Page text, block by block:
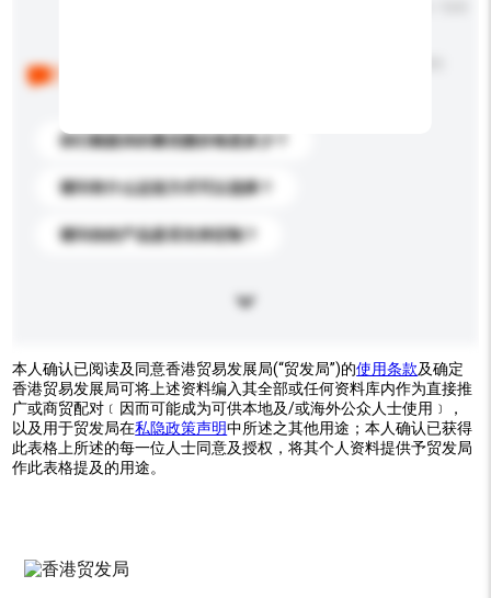
你们能提供的最优惠价格是多少？
请问有什么运送方式可以选择？
请问你的产品是否支持定制？
本人确认已阅读及同意香港贸易发展局(“贸发局”)的使用条款及确定
香港贸易发展局可将上述资料编入其全部或任何资料库内作为直接推
广或商贸配对﹝因而可能成为可供本地及/或海外公众人士使用﹞，
以及用于贸发局在私隐政策声明中所述之其他用途；本人确认已获得
此表格上所述的每一位人士同意及授权，将其个人资料提供予贸发局
作此表格提及的用途。